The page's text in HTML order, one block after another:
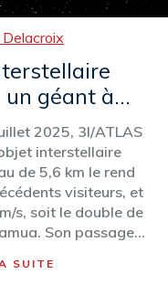
un géant à
qui défie les
2025, 3I/ATLAS
interstellaire
de 5,6 km le rend
visiteurs, et
s, soit le double de
Son passage
tandis qu’Avi Loeb
SUITE